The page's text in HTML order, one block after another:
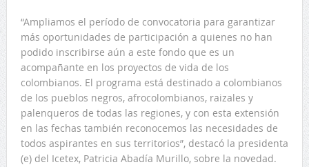
“Ampliamos el período de convocatoria para garantizar
más oportunidades de participación a quienes no han
podido inscribirse aún a este fondo que es un
acompañante en los proyectos de vida de los
colombianos. El programa está destinado a colombianos
de los pueblos negros, afrocolombianos, raizales y
palenqueros de todas las regiones, y con esta extensión
en las fechas también reconocemos las necesidades de
todos aspirantes en sus territorios”, destacó la presidenta
(e) del Icetex, Patricia Abadía Murillo, sobre la novedad.